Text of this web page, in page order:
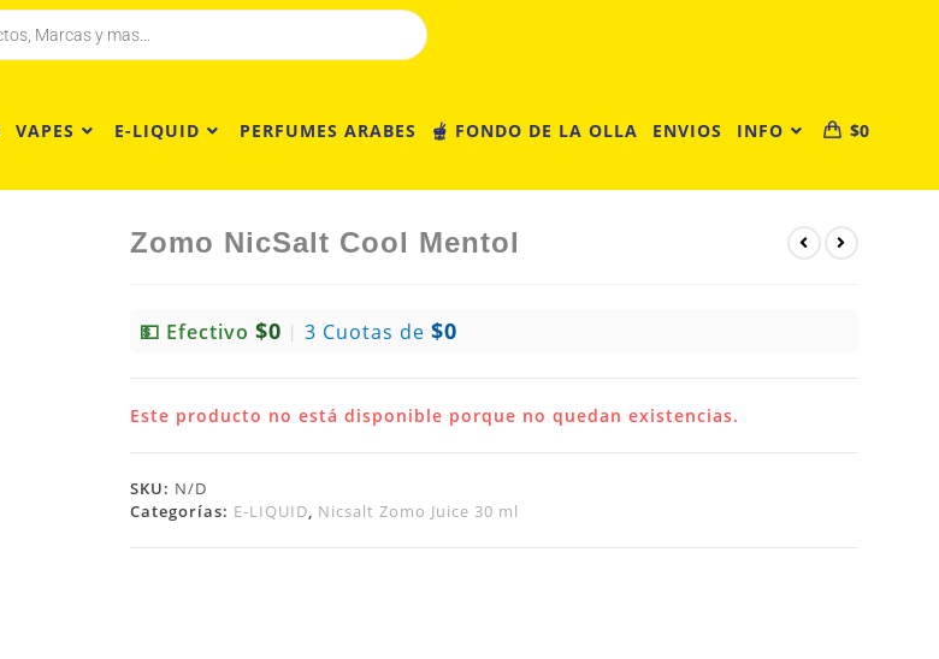
VAPES E-LIQUID PERFUMES ARABES 🫕 FONDO DE LA OLLA ENVIOS INFO $0
Zomo NicSalt Cool Mentol
💵 Efectivo $0 | 3 Cuotas de $0
Este producto no está disponible porque no quedan existencias.
SKU: N/D
Categorías: E-LIQUID, Nicsalt Zomo Juice 30 ml